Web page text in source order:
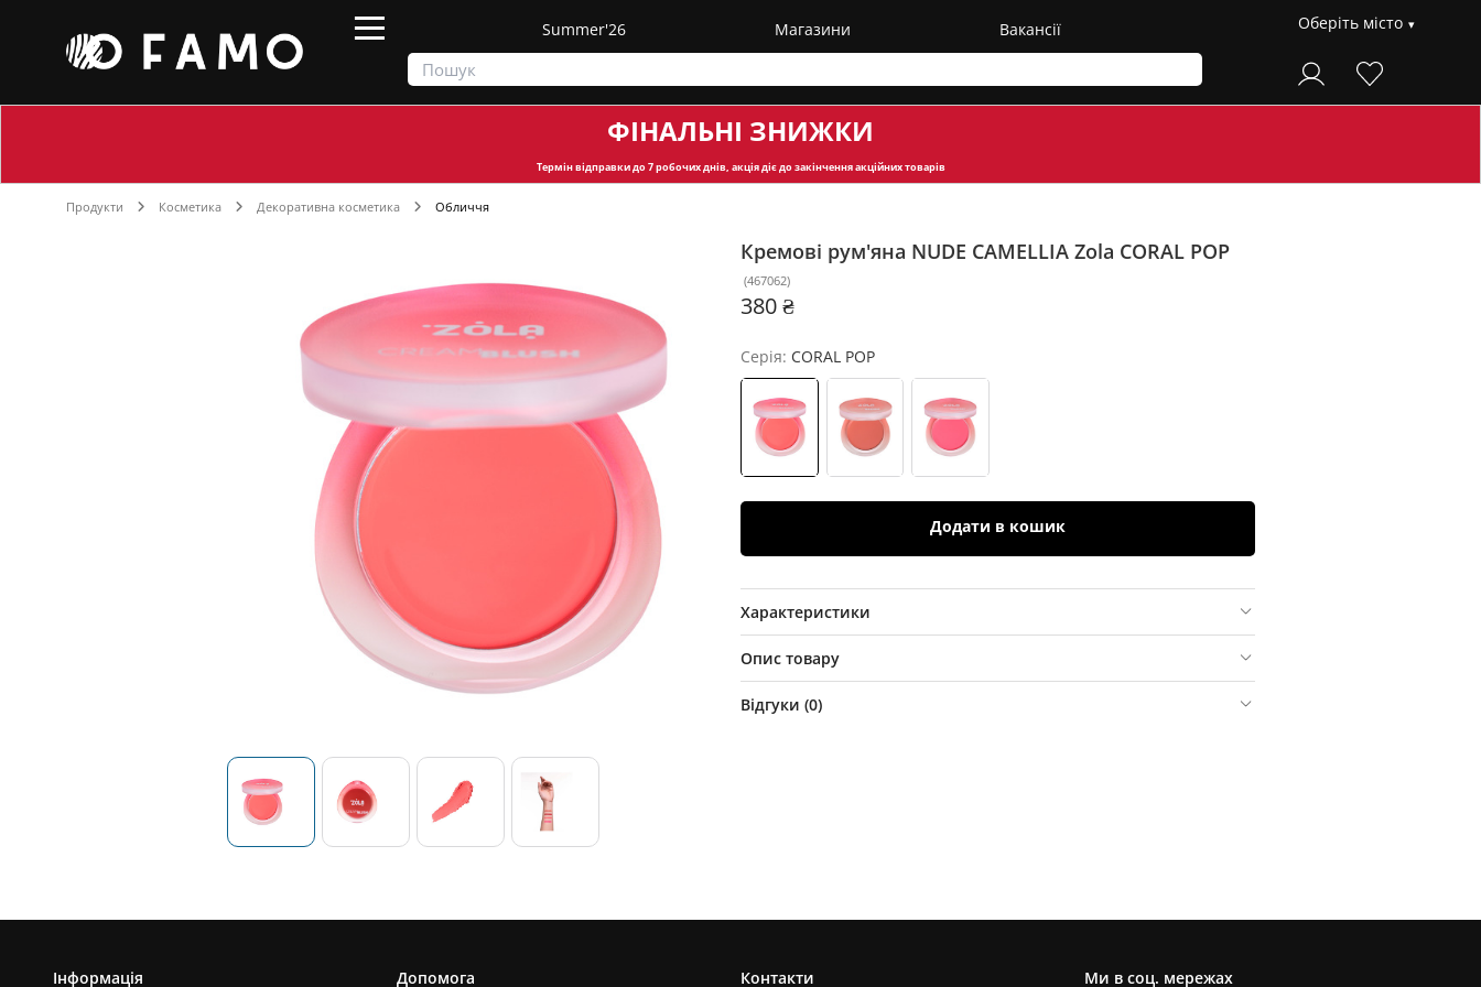
Summer'26 Магазини Вакансії Оберіть місто
ФІНАЛЬНІ ЗНИЖКИ
Термін відправкидо 7 робочих днів, акція діє до закінчення акційних товарів
Продукти Косметика Декоративна косметика Обличчя
Кремові рум'яна NUDE CAMELLIA Zola CORAL POP
(467062)
380 ₴
Серія: CORAL POP
Додати в кошик
Характеристики
Опис товару
Відгуки (0)
Інформація Допомога Контакти Ми в соц. мережах